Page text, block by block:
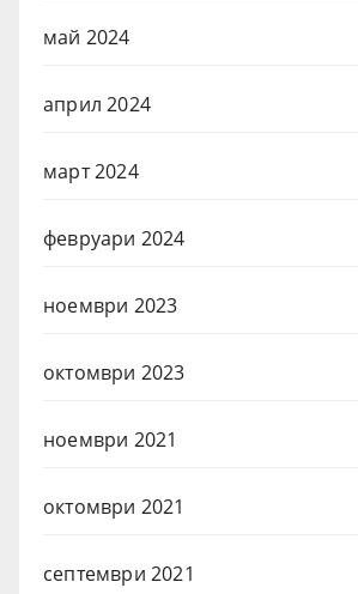
май 2024
април 2024
март 2024
февруари 2024
ноември 2023
октомври 2023
ноември 2021
октомври 2021
септември 2021